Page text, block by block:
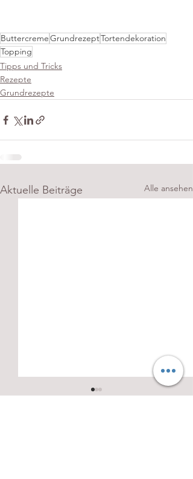
ButtercremeGrundrezeptTortendekoration
Topping
Tipps und Tricks
Rezepte
Grundrezepte
Aktuelle Beiträge Alle ansehen